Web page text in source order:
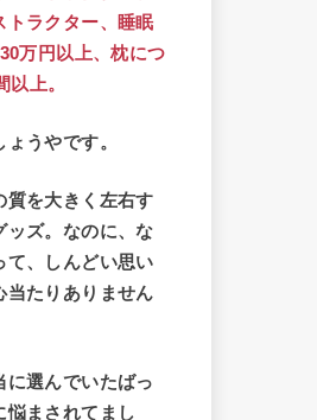
ラクター、
睡眠
万円以上、枕につ
上。
うやです。
質を大きく左右す
ッズ。なのに、な
て、しんどい思い
たりありません
に選んでいたばっ
悩まされてまし